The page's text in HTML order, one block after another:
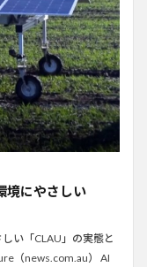
境にやさしい
い「CLAU」の実態と
（news.com.au） AI